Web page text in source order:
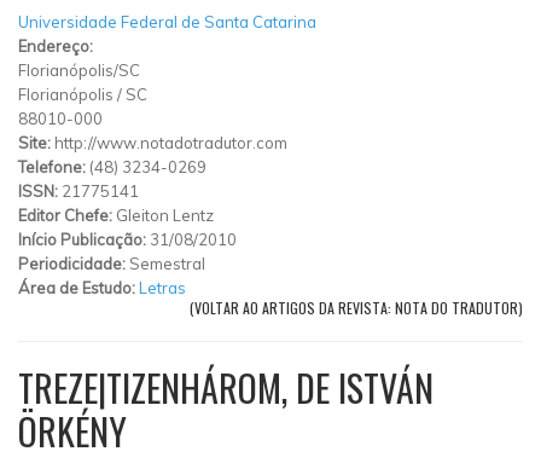
Universidade Federal de Santa Catarina
Endereço:
Florianópolis/SC
Florianópolis / SC
88010-000
Site: http://www.notadotradutor.com
Telefone: (48) 3234-0269
ISSN: 21775141
Editor Chefe: Gleiton Lentz
Início Publicação: 31/08/2010
Periodicidade: Semestral
Área de Estudo:Letras
(VOLTAR AO ARTIGOS DA REVISTA: NOTA DO TRADUTOR)
TREZE|TIZENHÁROM, DE ISTVÁN
ÖRKÉNY